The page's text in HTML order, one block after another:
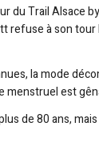
du Trail Alsace
refuse à son tour
la mode
menstruel est
de 80 ans,